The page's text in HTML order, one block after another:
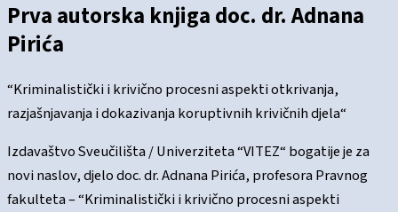
Prva autorska knjiga doc. dr. Adnana
Pirića
“Kriminalistički i krivično procesni aspekti otkrivanja,
razjašnjavanja i dokazivanja koruptivnih krivičnih djela“
Izdavaštvo Sveučilišta / Univerziteta “VITEZ“ bogatije je za
novi naslov, djelo doc. dr. Adnana Pirića, profesora Pravnog
fakulteta – “Kriminalistički i krivično procesni aspekti